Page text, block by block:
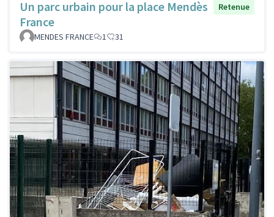
Un parc urbain pour la place Mendès
France
Retenue
MENDES FRANCE 1 31